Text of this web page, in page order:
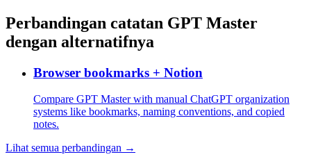
Perbandingan catatan GPT Master
dengan alternatifnya
Browser bookmarks + Notion
Compare GPT Master with manual ChatGPT organization
systems like bookmarks, naming conventions, and copied
notes.
Lihat semua perbandingan →